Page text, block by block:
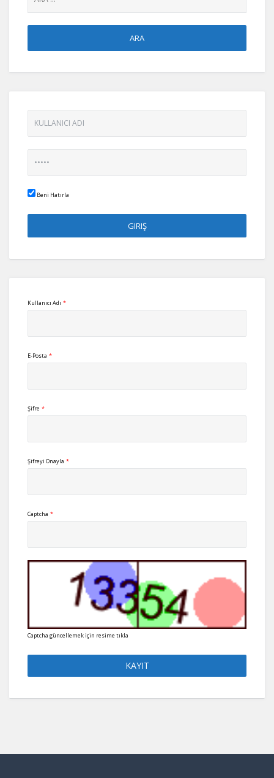
Beni Hatırla
Kullanıcı Adı *
E-Posta *
Şifre *
Şifreyi Onayla *
Captcha *
Captcha güncellemek için resime tıkla